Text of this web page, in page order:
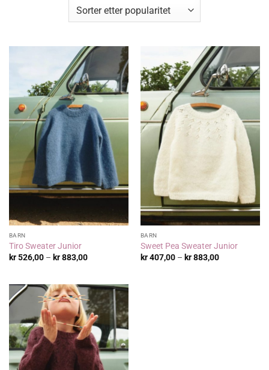
BARN
Tiro Sweater Junior
kr526,00 – kr883,00Prisområde:
BARN
Sweet Pea Sweater Junior
kr407,00 – kr883,00Prisområde: